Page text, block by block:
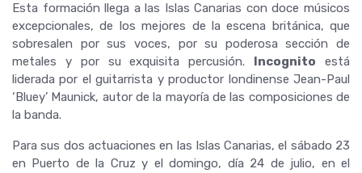
Esta formación llega a las Islas Canarias con doce músicos
excepcionales, de los mejores de la escena británica, que
sobresalen por sus voces, por su poderosa sección de
metales y por su exquisita percusión.
Incognito está
liderada por el guitarrista y productor londinense Jean-Paul
‘Bluey’ Maunick, autor de la mayoría de las composiciones de
la banda.
Para sus dos actuaciones en las Islas Canarias, el sábado 23
en Puerto de la Cruz y el domingo, día 24 de julio, en el